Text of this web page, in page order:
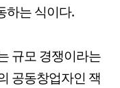
하는 식이다.
규모 경쟁이라는
공동창업자인 잭